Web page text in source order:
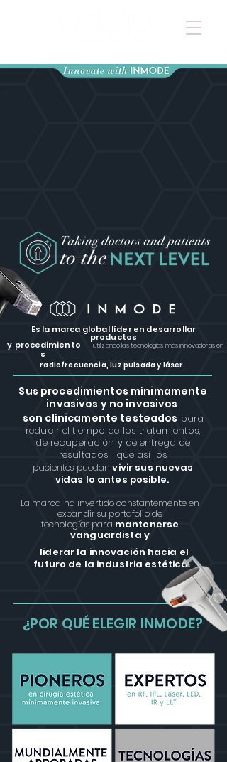
Es la marca global líder en desarrollar
productos
y procedimiento
s
utilizando las tecnologías más innovadoras en
radiofrecuencia, luz pulsada y láser.
Sus procedimientos mínimamente
invasivos y no invasivos
son clínicamente testeados para
reducir el tiempo de los tratamientos,
de recuperación y de entrega de
resultados, que así los
pacientes puedanvivir sus nuevas
vidas lo antes posible.
La marca ha invertido constantemente en
expandir su portafolio de
tecnologías para mantenerse
vanguardista y
¿POR QUÉ ELEGIR INMODE?
liderar la innovación hacia el
futuro de la industria estética.